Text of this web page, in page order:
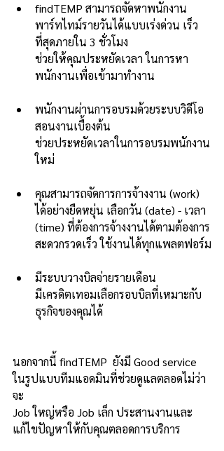
findTEMP สามารถจัดหาพนักงาน
พาร์ทไทม์รายวันได้แบบเร่งด่วน เร็ว
ที่สุดภายใน 3 ชั่วโมง
ช่วยให้คุณประหยัดเวลา ในการหา
พนักงานเพื่อเข้ามาทำงาน
พนักงานผ่านการอบรมด้วยระบบวิดีโอ
สอนงานเบื้องต้น
ช่วยประหยัดเวลาในการอบรมพนักงาน
ใหม่
คุณสามารถจัดการการจ้างงาน (work)
ได้อย่างยืดหยุ่น เลือกวัน (date) - เวลา
(time) ที่ต้องการจ้างงานได้ตามต้องการ
สะดวกรวดเร็ว ใช้งานได้ทุกแพลตฟอร์ม
มีระบบวางบิลจ่ายรายเดือน
มีเครดิตเทอมเลือกรอบบิลที่เหมาะกับ
ธุรกิจของคุณได้
นอกจากนี้ findTEMP  ยังมี Good service
ในรูปแบบทีมแอดมินที่ช่วยดูแลตลอดไม่ว่า
จะ
Job ใหญ่หรือ Job เล็ก ประสานงานและ
แก้ไขปัญหาให้กับคุณตลอดการบริการ